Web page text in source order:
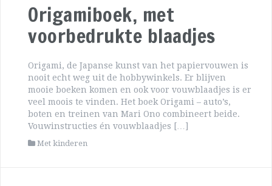
Origamiboek, met
voorbedrukte blaadjes
Origami, de Japanse kunst van het papiervouwen is
nooit echt weg uit de hobbywinkels. Er blijven
mooie boeken komen en ook voor vouwblaadjes is er
veel moois te vinden. Het boek Origami – auto’s,
boten en treinen van Mari Ono combineert beide.
Vouwinstructies én vouwblaadjes […]
Met kinderen